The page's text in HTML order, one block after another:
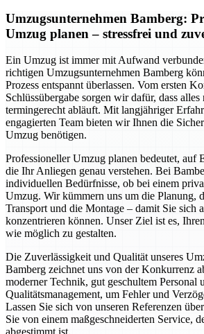
Umzugsunternehmen Bamberg:
Umzug planen – stressfrei und
Ein Umzug ist immer mit Aufwand
richtigen Umzugsunternehmen Bamberg
Prozess entspannt überlassen. Vom ersten
Schlüssübergabe sorgen wir dafür, dass
termingerecht abläuft. Mit langjähriger
engagierten Team bieten wir Ihnen die
Umzug benötigen.
Professioneller Umzug planen bedeutet, auf
die Ihr Anliegen genau verstehen. Bei
individuellen Bedürfnisse, ob bei einem
Umzug. Wir kümmern uns um die Planung,
Transport und die Montage – damit Sie sich
konzentrieren können. Unser Ziel ist es,
wie möglich zu gestalten.
Die Zuverlässigkeit und Qualität unseres
Bamberg zeichnet uns von der Konkurrenz
moderner Technik, gut geschultem Personal
Qualitätsmanagement, um Fehler und
Lassen Sie sich von unseren Referenzen
Sie von einem maßgeschneiderten Service,